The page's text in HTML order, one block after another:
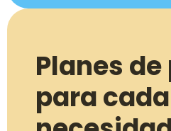
Planes
para cada